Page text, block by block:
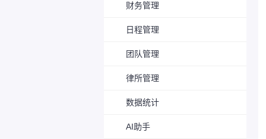
财务管理
日程管理
团队管理
律所管理
数据统计
AI助手